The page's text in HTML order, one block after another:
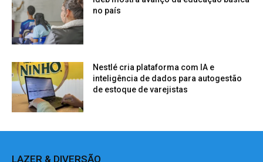
no país
Nestlé cria plataforma com IA e
inteligência de dados para autogestão
de estoque de varejistas
LAZER & DIVERSÃO